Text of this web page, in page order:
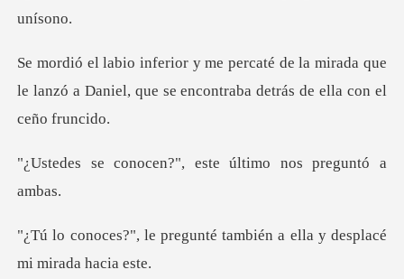
la mirada que
le lanzó a Daniel, que se enco
n?", este último no
unté también a ella y desp